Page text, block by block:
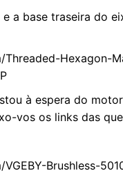
a base traseira do
Hexagon-
à espera do
vos os links das
Brushless-